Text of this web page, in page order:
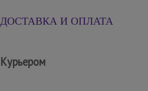
ДОСТАВКА И ОПЛАТА
Курьером